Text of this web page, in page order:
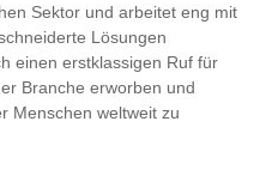
Sektor und arbeitet eng mit
Lösungen
einen erstklassigen Ruf für
Branche erworben und
Menschen weltweit zu